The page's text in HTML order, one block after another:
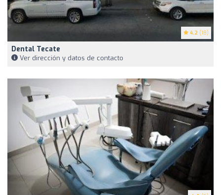
4.2 (18)
Dental Tecate
Ver dirección y datos de contacto